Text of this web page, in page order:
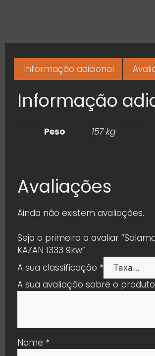
Informação adicional
Informação
Peso 157 kg
Avaliações
Ainda não existem avaliações.
Seja o primeiro a avaliar
KAZAN 1333 9kw”
A sua classificação *
A sua avaliação sobre o produto
Nome *